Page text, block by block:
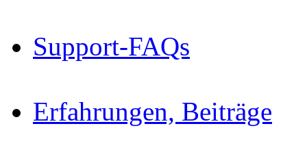
Support-FAQs
Erfahrungen, Beiträge